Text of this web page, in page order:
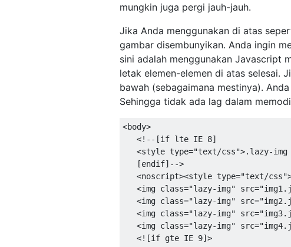
mungkin juga pergi jauh-jauh.
Jika Anda menggunakan di atas
gambar disembunyikan. Anda ingin
sini adalah menggunakan Javascript
letak elemen-elemen di atas selesai.
bawah (sebagaimana mestinya).
Sehingga tidak ada lag dalam
<body>
<!--[if lte IE 8]
<style type="text/css">. lazy-img
[endif]-->
<noscript><style type="text/css"
<img class="lazy-img" src=
<img class="lazy-img" src=
<img class="lazy-img" src=
<img class="lazy-img" src=
<![if gte IE 9]>